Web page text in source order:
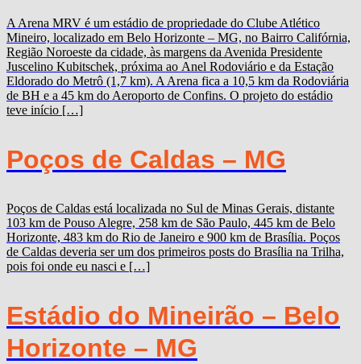
A Arena MRV é um estádio de propriedade do Clube Atlético
Mineiro, localizado em Belo Horizonte – MG, no Bairro Califórnia,
Região Noroeste da cidade, às margens da Avenida Presidente
Juscelino Kubitschek, próxima ao Anel Rodoviário e da Estação
Eldorado do Metrô (1,7 km). A Arena fica a 10,5 km da Rodoviária
de BH e a 45 km do Aeroporto de Confins. O projeto do estádio
teve início […]
Poços de Caldas – MG
Poços de Caldas está localizada no Sul de Minas Gerais, distante
103 km de Pouso Alegre, 258 km de São Paulo, 445 km de Belo
Horizonte, 483 km do Rio de Janeiro e 900 km de Brasília. Poços
de Caldas deveria ser um dos primeiros posts do Brasília na Trilha,
pois foi onde eu nasci e […]
Estádio do Mineirão – Belo
Horizonte – MG